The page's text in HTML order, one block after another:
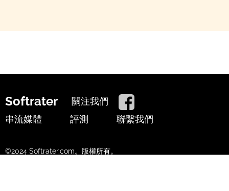
Softrater
關注我們
串流媒體
評測 聯繫我們
©2024 Softrater.com。版權所有。